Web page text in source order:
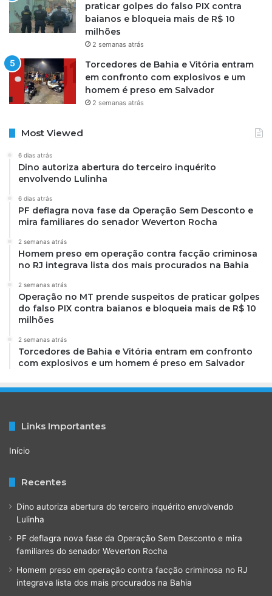
praticar golpes do falso PIX contra
baianos e bloqueia mais de R$ 10
milhões
2 semanas atrás
Torcedores de Bahia e Vitória entram
em confronto com explosivos e um
homem é preso em Salvador
2 semanas atrás
Most Viewed
6 dias atrás
Dino autoriza abertura do terceiro inquérito
envolvendo Lulinha
6 dias atrás
PF deflagra nova fase da Operação Sem Desconto e
mira familiares do senador Weverton Rocha
2 semanas atrás
Homem preso em operação contra facção criminosa
no RJ integrava lista dos mais procurados na Bahia
2 semanas atrás
Operação no MT prende suspeitos de praticar golpes
do falso PIX contra baianos e bloqueia mais de R$ 10
milhões
2 semanas atrás
Torcedores de Bahia e Vitória entram em confronto
com explosivos e um homem é preso em Salvador
Links Importantes
Início
Recentes
Dino autoriza abertura do terceiro inquérito envolvendo
Lulinha
PF deflagra nova fase da Operação Sem Desconto e mira
familiares do senador Weverton Rocha
Homem preso em operação contra facção criminosa no RJ
integrava lista dos mais procurados na Bahia